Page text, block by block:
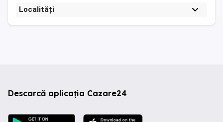
Localități
Descarcă aplicația Cazare24